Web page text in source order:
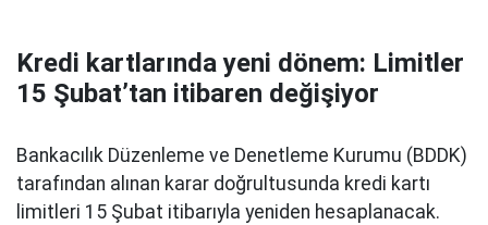
Kredi kartlarında yeni dönem: Limitler
15 Şubat’tan itibaren değişiyor
Bankacılık Düzenleme ve Denetleme Kurumu (BDDK)
tarafından alınan karar doğrultusunda kredi kartı
limitleri 15 Şubat itibarıyla yeniden hesaplanacak.